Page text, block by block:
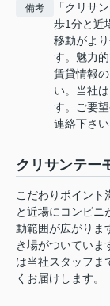
備考
「クリサ
歩1分と近
移動がよ
す。魅力
賃貸情報
い。当社
す。ご要
連絡下さい
クリサンテー
こだわりポイント
と近場にコンビニ
動範囲が広がりま
き場がついていま
は当社スタッフま
くお届けします。